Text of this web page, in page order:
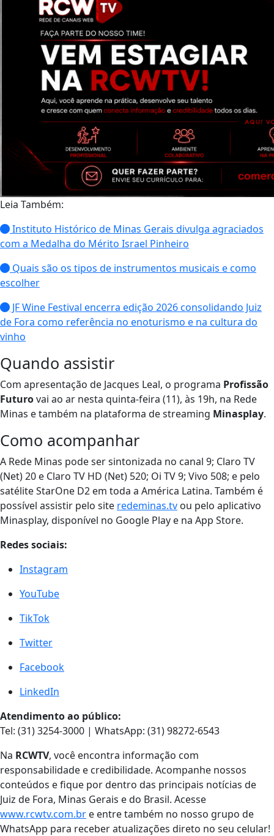
Leia Também:
Instituto Histórico de Minas Gerais divulga agraciados
com a Medalha do Mérito Israel Pinheiro
Quais são os tipos de instrumentos musicais e como
escolher
JF Wine Festival encerra edição 2026 consolidando Juiz
de Fora como referência no enoturismo e na cultura do
vinho
Quando assistir
Com apresentação de Jacques Leal, o programa Profissão
Futurovai ao ar nesta quinta-feira (11), às 19h, na Rede
Minas e também na plataforma de streaming Minasplay.
Como acompanhar
A Rede Minas pode ser sintonizada no canal 9; Claro TV
(Net) 20 e Claro TV HD (Net) 520; Oi TV 9; Vivo 508; e pelo
satélite StarOne D2 em toda a América Latina. Também é
possível assistir pelo site redeminas.tv ou pelo aplicativo
Minasplay, disponível no Google Play e na App Store.
Redes sociais:
Instagram
YouTube
TikTok
Twitter
Facebook
LinkedIn
Atendimento ao público:
Tel: (31) 3254-3000 | WhatsApp: (31) 98272-6543
Na RCWTV, você encontra informação com
responsabilidade e credibilidade. Acompanhe nossos
conteúdos e fique por dentro das principais notícias de
Juiz de Fora, Minas Gerais e do Brasil. Acesse
www.rcwtv.com.br e entre também no nosso grupo de
WhatsApp para receber atualizações direto no seu celular!